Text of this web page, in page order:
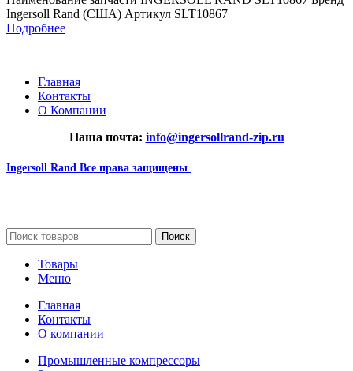
Ingersoll Rand (США) Артикул SLT10867
Подробнее
Главная
Контакты
О Компании
Наша почта: info@ingersollrand-zip.ru
Ingersoll Rand Все права защищены
Поиск
Товары
Меню
Главная
Контакты
О компании
Промышленные компрессоры